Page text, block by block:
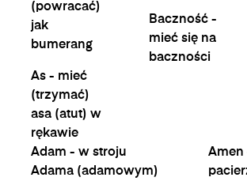
(powracać)
jak
bumerang
As - mieć
(trzymać)
asa (atut) w
rękawie
Baczność -
mieć się na
baczności
Adam - w stroju
Adama (adamowym)
Amen